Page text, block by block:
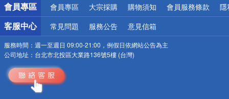
會員專區 會員專區 大宗採購 購物須知 會員服務條款 隱
客服中心 常見問題 服務公告 意見信箱
服務時間： 週一至週日 09:00-21:00，例假日依網站公告為主
公司地址： 台北市北投區大業路136號5樓 (台灣)